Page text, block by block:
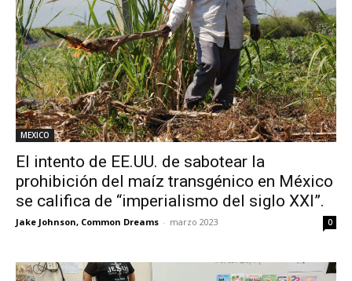
MEXICO
El intento de EE.UU. de sabotear la
prohibición del maíz transgénico en México
se califica de “imperialismo del siglo XXI”.
Jake Johnson, Common Dreams - marzo 2023 0